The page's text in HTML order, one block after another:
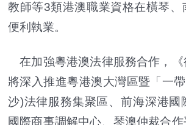
教師等3類港澳職業資格在橫琴、
便利執業。
在加強粵港澳法律服務合作，《
將深入推進粵港澳大灣區暨「一
沙)法律服務集聚區、前海深港國
國際商事調解中心、琴澳仲裁合